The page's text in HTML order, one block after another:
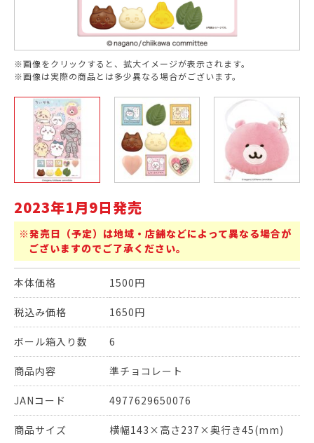
※画像をクリックすると、拡大イメージが表示されます。
※画像は実際の商品とは多少異なる場合がございます。
2023年1月9日発売
※発売日（予定）は地域・店舗などによって異なる場合が
ございますのでご了承ください。
本体価格 1500円
税込み価格 1650円
ボール箱入り数 6
商品内容 準チョコレート
JANコード 4977629650076
商品サイズ 横幅143×高さ237×奥行き45(mm)